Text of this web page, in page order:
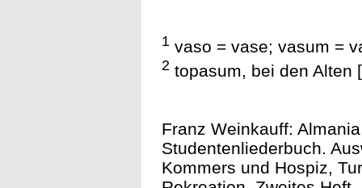
1 vaso = vase; vasum =
2 topasum, bei den Alten
Franz Weinkauff:
Studentenliederbuch.
Kommers und Hospiz,